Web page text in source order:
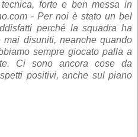
forte e ben messa in
- Per noi è stato un bel
perché la squadra ha
disuniti, neanche quando
sempre giocato palla a
Ci sono ancora cose da
positivi, anche sul piano